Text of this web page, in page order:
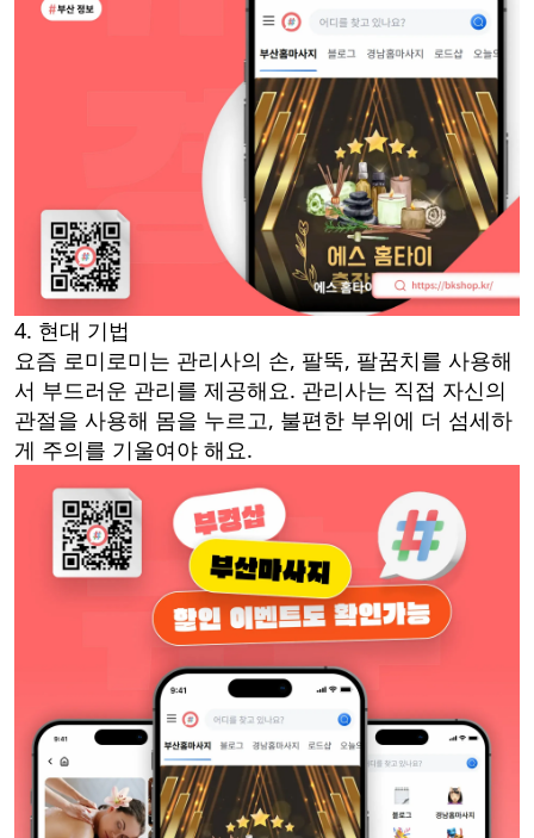
4. 현대 기법
요즘 로미로미는 관리사의 손, 팔뚝, 팔꿈치를 사용해
서 부드러운 관리를 제공해요. 관리사는 직접 자신의
관절을 사용해 몸을 누르고, 불편한 부위에 더 섬세하
게 주의를 기울여야 해요.